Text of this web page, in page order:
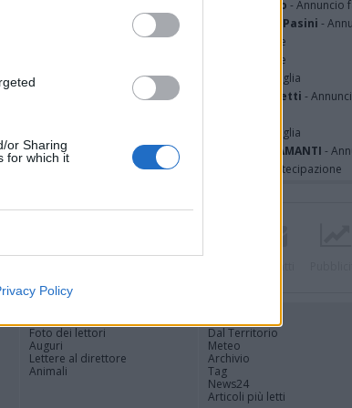
or Sharing
for which it
Policy
Teresa Squicciarini ved. Greco - Annuncio
Clementina Martinenghi ved. Pasini -
Riccardo Basile
- Partecipazione
- Partecipazione
Anthony Napoli
- Annuncio famiglia
Gianfranco Schieroni Giacometti -
- Annuncio famiglia
ROSA MALINVERNO ved. TETTAMANTI -
Maria Panisi ved. Bianchi
- Partecipazione
Foto dei lettori
Auguri
Lettere al direttore
Animali
Dal Territorio
Meteo
Archivio
Tag
News24
Articoli più letti